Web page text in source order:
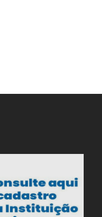
Guia Acadêmico
Institucional URCAMP